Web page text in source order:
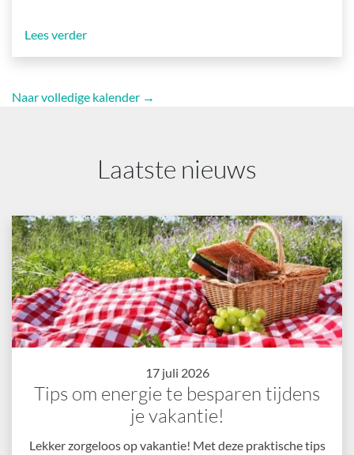
Lees verder
Naar volledige kalender →
Laatste nieuws
17 juli 2026
Tips om energie te besparen tijdens
je vakantie!
Lekker zorgeloos op vakantie! Met deze praktische tips